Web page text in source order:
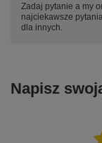
Zadaj pytanie a my
najciekawsze
dla innych.
Napisz